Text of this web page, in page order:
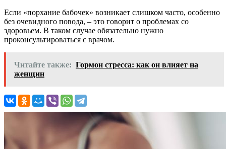
Если «порхание бабочек» возникает слишком часто, особенно
без очевидного повода, – это говорит о проблемах со
здоровьем. В таком случае обязательно нужно
проконсультироваться с врачом.
Читайте также: Гормон стресса: как он влияет на
женщин